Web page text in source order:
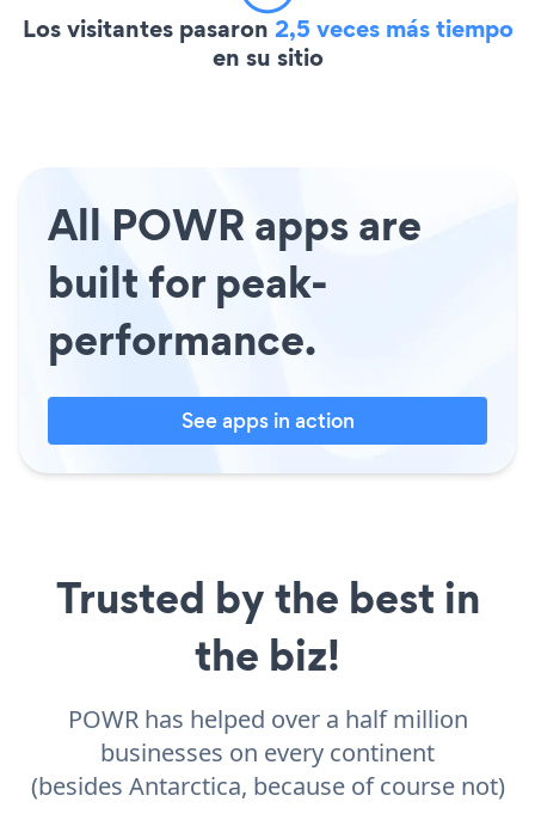
Los visitantes pasaron 2,5 veces más tiempo
en su sitio
All POWR apps are
built for peak-
performance.
See apps in action
Trusted by the best in
the biz!
POWR has helped over a half million
businesses on every continent
(besides Antarctica, because of course not)